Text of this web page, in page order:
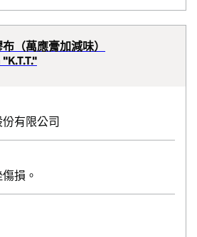
（萬應膏加減味）
有限公司
損。